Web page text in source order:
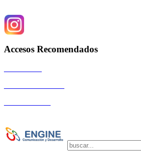
Accesos Recomendados